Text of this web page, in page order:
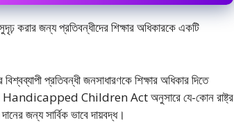
করার জন্য প্রতিবন্ধীদের শিক্ষার অধিকারকে একটি
প্রতিবন্ধী জনসাধারণকে শিক্ষার অধিকার দিতে
Children Act অনুসারে যে-কোন রাষ্ট্র
জন্য সার্বিক ভাবে দায়বদ্ধ।